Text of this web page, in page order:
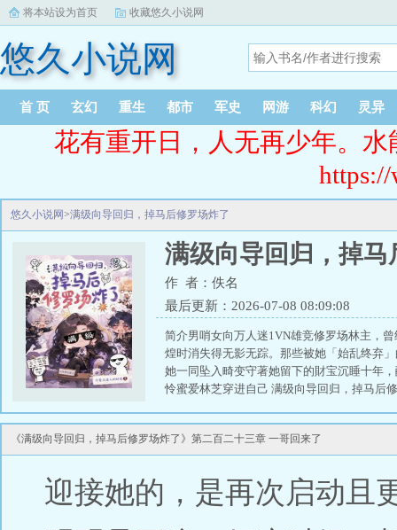
将本站设为首页 收藏悠久小说网
悠久小说网
首 页 玄幻 重生 都市 军史 网游 科幻 灵异
花有重开日，人无再少年。
悠久小说网>满级向导回归，掉马后修罗场炸了
满级向导回归，掉马
作 者：佚名
最后更新：2026-07-08 08:09:08
简介男哨女向万人迷1VN雄竞修罗场林主，
煌时消失得无影无踪。那些被她「始乱终弃
她一同坠入畸变守著她留下的財宝沉睡十年
怜蜜爱林芝穿进自己 满级向导回归，掉马后
《满级向导回归，掉马后修罗场炸了》第二百二十三章 一哥回来了
迎接她的，是再次启动且